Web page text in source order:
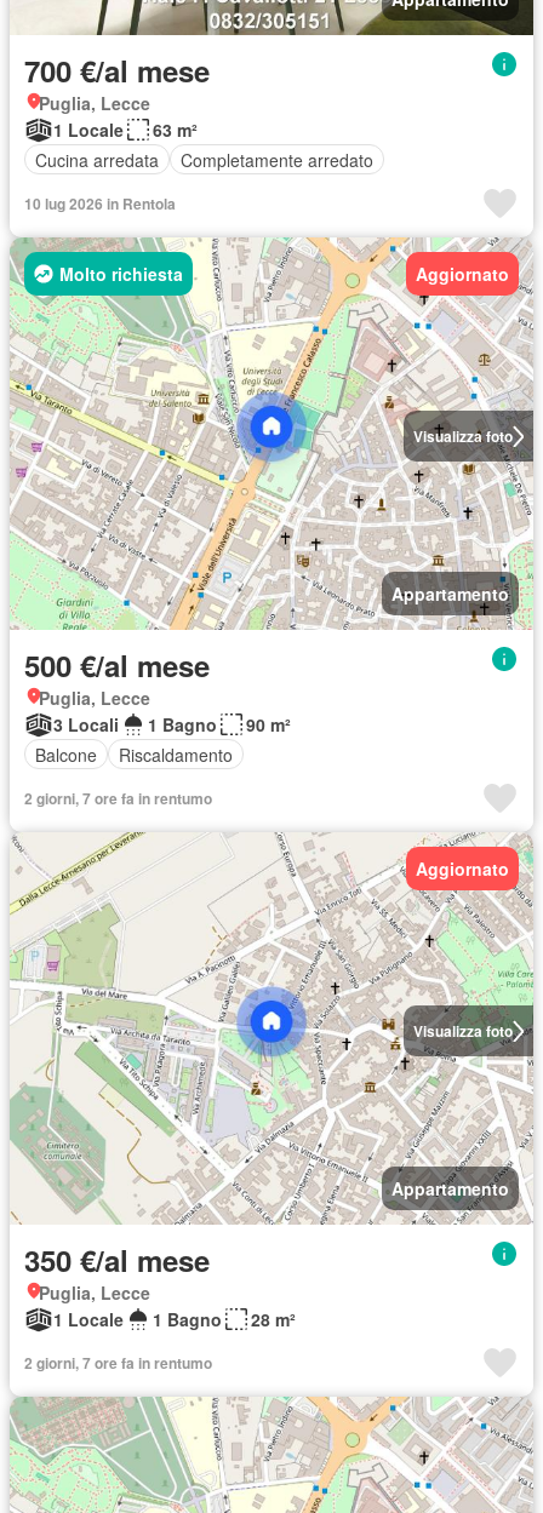
700 €/al mese
Puglia, Lecce
1 Locale
63 m²
Cucina arredata
Completamente arredato
10 lug 2026 in Rentola
Visualizza foto
Molto richiesta Aggiornato
Appartamento
500 €/al mese
Puglia, Lecce
3 Locali
1 Bagno
90 m²
Balcone
Riscaldamento
2 giorni, 7 ore fa in rentumo
Visualizza foto
Aggiornato
Appartamento
350 €/al mese
Puglia, Lecce
1 Locale
1 Bagno 28 m²
2 giorni, 7 ore fa in rentumo